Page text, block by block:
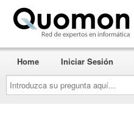
Introduzca
su
pregunta
aquí...
Home Iniciar Sesión